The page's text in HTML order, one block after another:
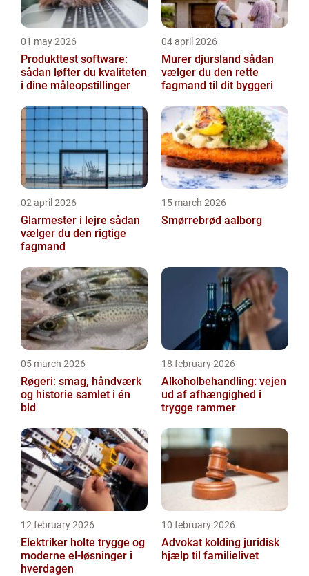
01 may 2026
Produkttest software:
sådan løfter du kvaliteten
i dine måleopstillinger
04 april 2026
Murer djursland sådan
vælger du den rette
fagmand til dit byggeri
02 april 2026
Glarmester i lejre sådan
vælger du den rigtige
fagmand
15 march 2026
Smørrebrød aalborg
05 march 2026
Røgeri: smag, håndværk
og historie samlet i én
bid
18 february 2026
Alkoholbehandling: vejen
ud af afhængighed i
trygge rammer
12 february 2026
Elektriker holte trygge og
moderne el-løsninger i
hverdagen
10 february 2026
Advokat kolding juridisk
hjælp til familielivet